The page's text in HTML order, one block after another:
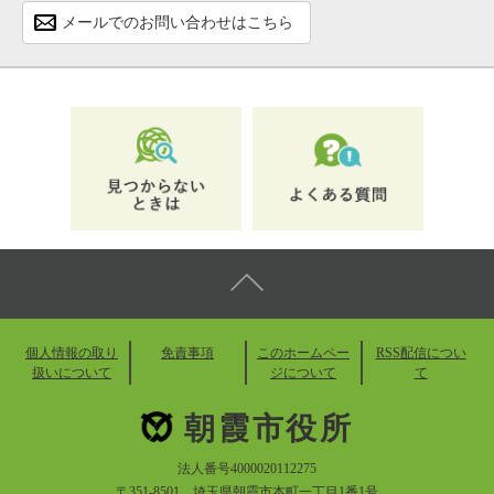
メールでのお問い合わせはこちら
個人情報の取り
扱いについて
免責事項
このホームペー
ジについて
RSS配信につい
て
朝霞市役所
法人番号4000020112275